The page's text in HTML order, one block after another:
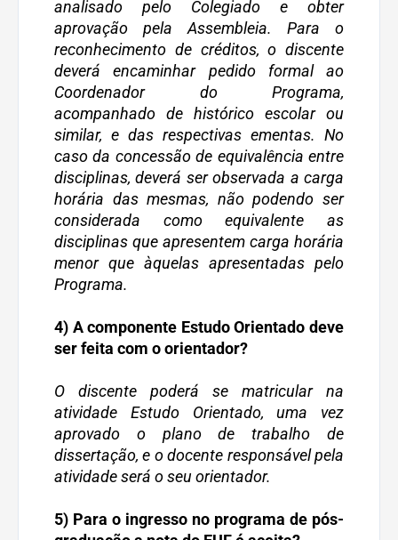
analisado pelo Colegiado e obter
aprovação pela Assembleia. Para o
reconhecimento de créditos, o discente
deverá encaminhar pedido formal ao
Coordenador do Programa,
acompanhado de histórico escolar ou
similar, e das respectivas ementas. No
caso da concessão de equivalência entre
disciplinas, deverá ser observada a carga
horária das mesmas, não podendo ser
considerada como equivalente as
disciplinas que apresentem carga horária
menor que àquelas apresentadas pelo
Programa.
4) A componente Estudo Orientado deve
ser feita com o orientador?
O discente poderá se matricular na
atividade Estudo Orientado, uma vez
aprovado o plano de trabalho de
dissertação, e o docente responsável pela
atividade será o seu orientador.
5) Para o ingresso no programa de pós-